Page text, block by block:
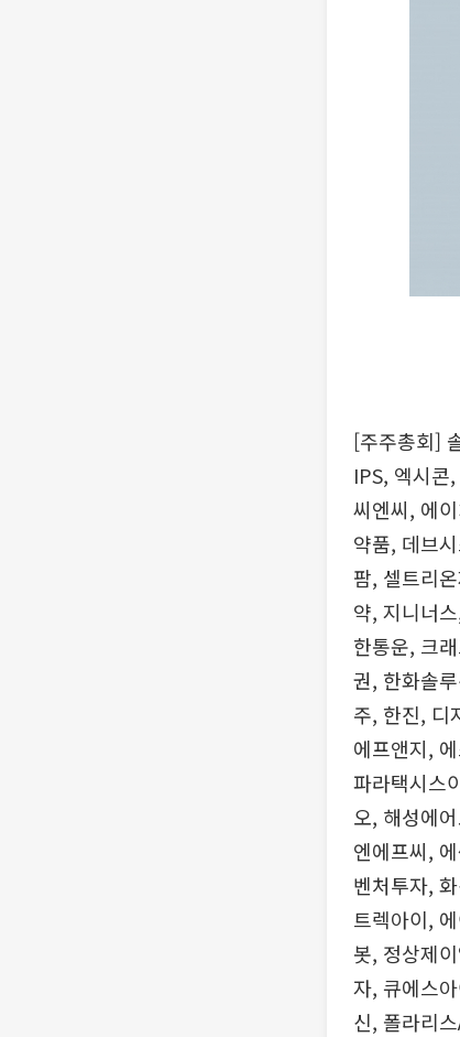
[주주총회]
IPS, 엑시콘
씨엔씨, 에
약품, 데브
팜, 셀트리
약, 지니너
한통운, 크
권, 한화솔
주, 한진, 디
에프앤지,
파라택시스
오, 해성에
엔에프씨,
벤처투자,
트렉아이,
봇, 정상제
자, 큐에스
신, 폴라리